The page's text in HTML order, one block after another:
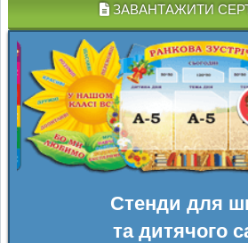
ЗАВАНТАЖИТИ
Стенди для
та дитячого